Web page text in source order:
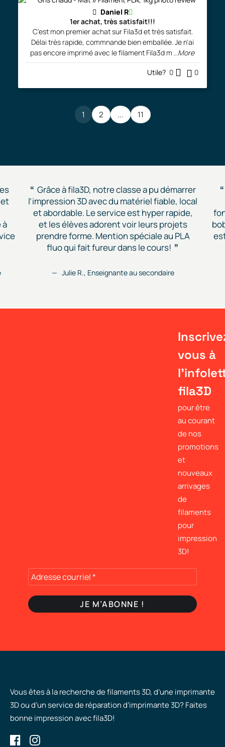
Daniel R
1er achat, très satisfait!!!
C'est mon premier achat sur Fila3d et très satisfait.
Délai très rapide, commnande bien emballée. Je n'ai
pas encore imprimé avec le filament Fila3d m ...More
Utile? 0 0
1 2 ... 11
à
Grâce à fila3D, notre classe a pu démarrer
l’impression 3D avec du matériel fiable, local
et abordable. Le service est hyper rapide,
et les élèves adorent voir leurs projets
prendre forme. Mention spéciale au PLA
fluo qui fait fureur dans le cours!
Julie R., Enseignante au secondaire
vous à
fila3D
pour être
au courant
de nos
promotions
et
nouveaux
arrivages
de
filaments
pour
impression
3D!
Vous êtes à la recherche de filaments 3D, d’une imprimante
3D ou d’un service de réparation d’imprimante 3D? Faites
bonne impression avec fila3D!